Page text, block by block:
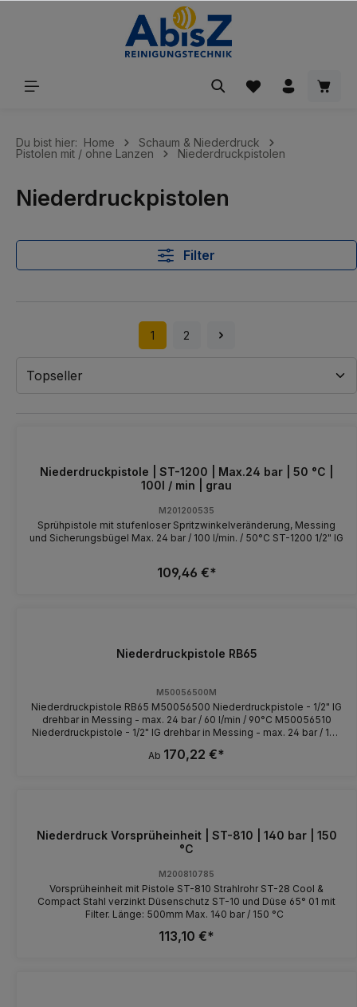
Du bist hier: Home
Schaum & Niederdruck
Pistolen mit / ohne Lanzen
Niederdruckpistolen
Niederdruckpistolen
Filter
1 2
Niederdruckpistole | ST-1200 | Max.24 bar | 50 °C |
100l / min | grau
M201200535
Sprühpistole mit stufenloser Spritzwinkelveränderung, Messing
und Sicherungsbügel Max. 24 bar / 100 l/min. / 50°C ST-1200 1/2" IG
109,46 €*
Niederdruckpistole RB65
M50056500M
Niederdruckpistole RB65 M50056500 Niederdruckpistole - 1/2" IG
drehbar in Messing - max. 24 bar / 60 l/min / 90°C M50056510
Niederdruckpistole - 1/2" IG drehbar in Messing - max. 24 bar / 100
Ab 170,22 €*
Niederdruck Vorsprüheinheit | ST-810 | 140 bar | 150
°C
M200810785
Vorsprüheinheit mit Pistole ST-810 Strahlrohr ST-28 Cool &
Compact Stahl verzinkt Düsenschutz ST-10 und Düse 65° 01 mit
113,10 €*